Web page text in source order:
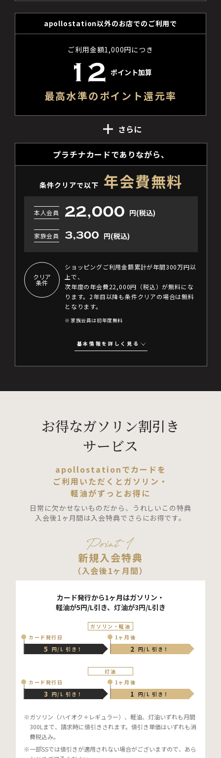
apollostation以外のお店でのご利用で
ご利用金額1,000円につき
ポイント加算
最高水準のポイント還元率
さらに
プラチナカードでありながら、
条件クリアで以下 年会費無料
本人会員 円(税込)
家族会員 円(税込)
クリア
条件
ショッピングご利用金額累計が年間300万円以
上で、
次年度の年会費22,000円（税込）が無料にな
ります。2年目以降も条件クリアの場合は無料
となります。
家族会員は初年度無料
基本情報を詳しく見る
お得なガソリン割引き
サービス
apollostationでカードを
ご利用いただくとガソリン・
軽油がずっとお得に
日常に欠かせないものだから、うれしいこの特典
入会後1ヶ月間は入会特典でさらにお得です。
新規入会特典
（入会後1ヶ月間）
カード発行から1ヶ月はガソリン・
軽油が5円/L引き、灯油が3円/L引き
ガソリン・軽油
カード発行日
5 円/L 引き！
1ヶ月後
2 円/L 引き！
灯油
カード発行日
3 円/L 引き！
1ヶ月後
1 円/L 引き！
ガソリン（ハイオク＋レギュラー）、軽油、灯油いずれも月間
300Lまで、請求時に値引きされます。値引き単価はいずれも消
費税込み。
一部SSでは値引きが適用されない場合がございますので、あら